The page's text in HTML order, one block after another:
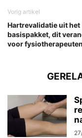
Vorig artikel
Hartrevalidatie uit het
basispakket, dit
voor fysiotherapeuten